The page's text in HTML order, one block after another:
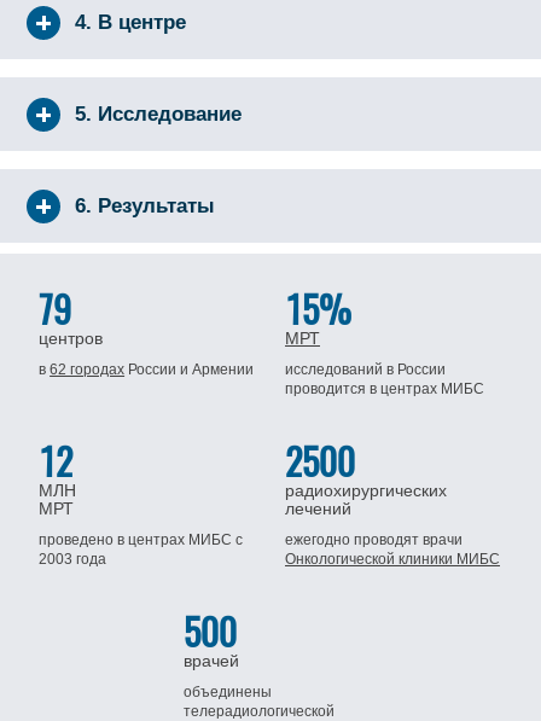
4. В центре
5. Исследование
6. Результаты
79
центров
в62 городах Россиии Армении
15%
МРТ
исследований в России
проводится в центрах МИБС
12
МЛН
МРТ
проведено в центрах МИБСс
2003 года
2500
радиохирургических
лечений
ежегодно проводят врачи
Онкологической клиники МИБС
500
врачей
объединены
телерадиологической